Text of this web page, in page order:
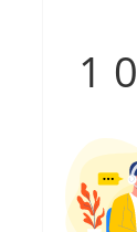
1